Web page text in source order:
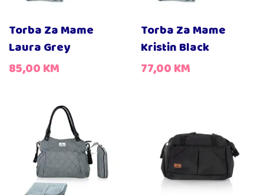
Torba Za Mame
Laura Grey
85,00KM
Torba Za Mame
Kristin Black
77,00KM